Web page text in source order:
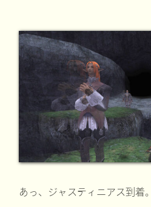
あっ、ジャスティニアス到着。